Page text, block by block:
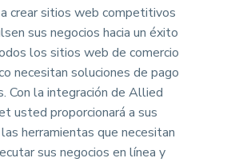
crear sitios web competitivos
sus negocios hacia un éxito
los sitios web de comercio
necesitan soluciones de pago
Con la integración de Allied
usted proporcionará a sus
herramientas que necesitan
sus negocios en línea y